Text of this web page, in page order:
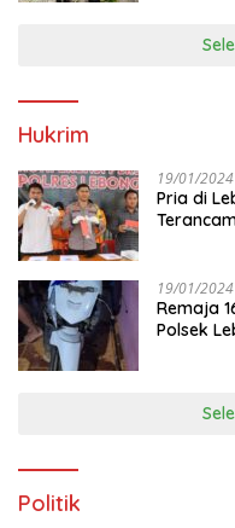
Hukrim
19/01/2024
Pria di
19/01/2024
Remaja
Polsek
Politik